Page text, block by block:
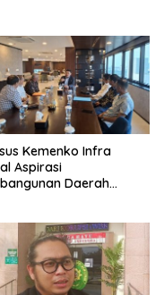
Kemenko Infra
Aspirasi
Daerah